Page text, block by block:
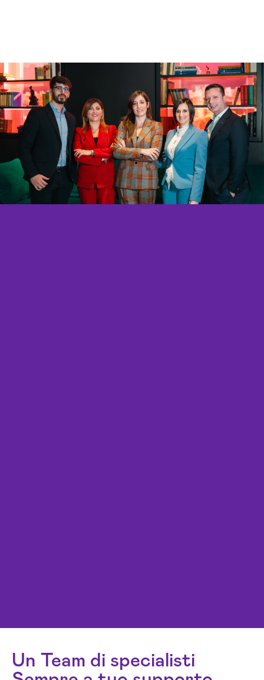
Un Team di specialisti